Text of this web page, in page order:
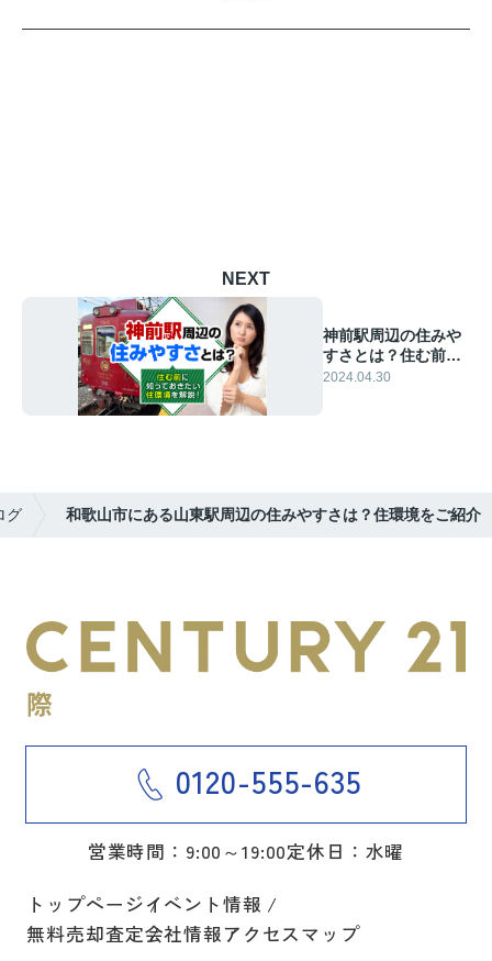
NEXT
神前駅周辺の住みや
すさとは？住む前に
知っておきたい住環
2024.04.30
グ 和歌山市にある山東駅周辺の住みやすさは？住環境をご紹介
0120-555-635
営業時間：9:00～19:00定休日：水曜
トップページイベント情報
無料売却査定会社情報アクセスマップ